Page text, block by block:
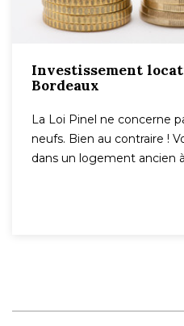
Investissement
Bordeaux
La Loi Pinel ne concerne
neufs. Bien au contraire !
dans un logement ancien